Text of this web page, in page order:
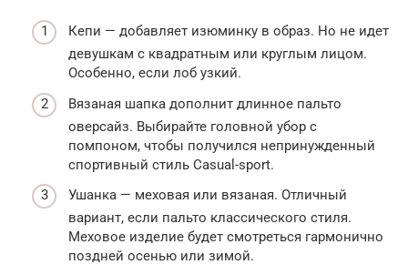
Кепи — добавляет изюминку в образ. Но не идет
девушкам с квадратным или круглым лицом.
Особенно, если лоб узкий.
Вязаная шапка дополнит длинное пальто
оверсайз. Выбирайте головной убор с
помпоном, чтобы получился непринужденный
спортивный стиль Casual-sport.
Ушанка — меховая или вязаная. Отличный
вариант, если пальто классического стиля.
Меховое изделие будет смотреться гармонично
поздней осенью или зимой.